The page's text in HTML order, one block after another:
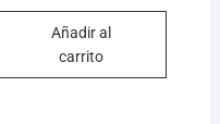
Añadir al
carrito